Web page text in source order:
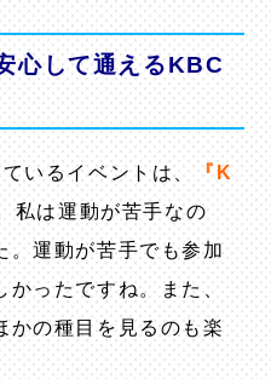
心して通えるKBC
いるイベントは、
『K
私は運動が苦手なの
。運動が苦手でも参加
ったですね。また、
かの種目を見るのも楽